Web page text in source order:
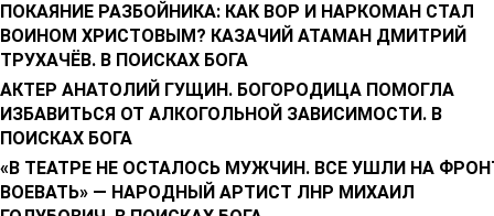
ПОКАЯНИЕ РАЗБОЙНИКА: КАК ВОР И НАРКОМАН СТАЛ
ВОИНОМ ХРИСТОВЫМ? КАЗАЧИЙ АТАМАН ДМИТРИЙ
ТРУХАЧЁВ. В ПОИСКАХ БОГА
АКТЕР АНАТОЛИЙ ГУЩИН. БОГОРОДИЦА ПОМОГЛА
ИЗБАВИТЬСЯ ОТ АЛКОГОЛЬНОЙ ЗАВИСИМОСТИ. В
ПОИСКАХ БОГА
«В ТЕАТРЕ НЕ ОСТАЛОСЬ МУЖЧИН. ВСЕ УШЛИ НА
ВОЕВАТЬ» — НАРОДНЫЙ АРТИСТ ЛНР МИХАИЛ